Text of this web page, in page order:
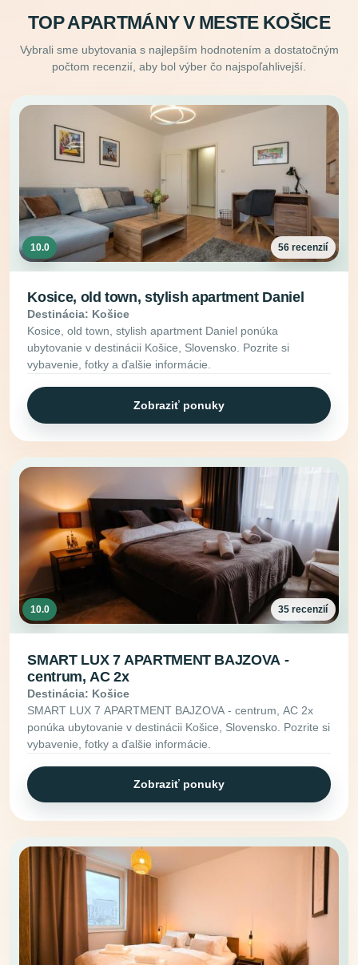
TOP APARTMÁNY V MESTE KOŠICE
Vybrali sme ubytovania s najlepším hodnotením a dostatočným
počtom recenzií, aby bol výber čo najspoľahlivejší.
10.0 56 recenzií
Kosice, old town, stylish apartment Daniel
Destinácia: Košice
Kosice, old town, stylish apartment Daniel ponúka
ubytovanie v destinácii Košice, Slovensko. Pozrite si
vybavenie, fotky a ďalšie informácie.
Zobraziť ponuky
10.0 35 recenzií
SMART LUX 7 APARTMENT BAJZOVA -
centrum, AC 2x
Destinácia: Košice
SMART LUX 7 APARTMENT BAJZOVA - centrum, AC 2x
ponúka ubytovanie v destinácii Košice, Slovensko. Pozrite si
vybavenie, fotky a ďalšie informácie.
Zobraziť ponuky